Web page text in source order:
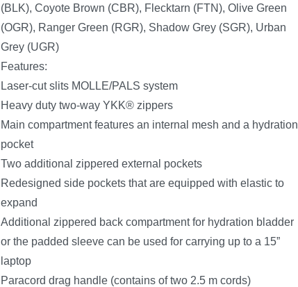
(BLK), Coyote Brown (CBR), Flecktarn (FTN), Olive Green
(OGR), Ranger Green (RGR), Shadow Grey (SGR), Urban
Grey (UGR)
Features:
Laser-cut slits MOLLE/PALS system
Heavy duty two-way YKK® zippers
Main compartment features an internal mesh and a hydration
pocket
Two additional zippered external pockets
Redesigned side pockets that are equipped with elastic to
expand
Additional zippered back compartment for hydration bladder
or the padded sleeve can be used for carrying up to a 15”
laptop
Paracord drag handle (contains of two 2.5 m cords)